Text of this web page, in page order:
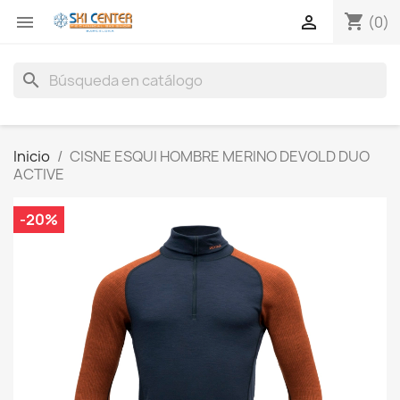
 shopping_cart (0)

search
Inicio
CISNE ESQUI HOMBRE MERINO DEVOLD DUO
ACTIVE
-20%